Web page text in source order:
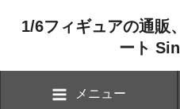
1/6フィギュアの通販
ート
メニュー